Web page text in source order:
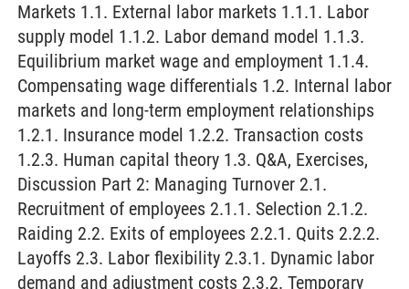
Markets 1.1. External labor markets 1.1.1. Labor
supply model 1.1.2. Labor demand model 1.1.3.
Equilibrium market wage and employment 1.1.4.
Compensating wage differentials 1.2. Internal labor
markets and long-term employment relationships
1.2.1. Insurance model 1.2.2. Transaction costs
1.2.3. Human capital theory 1.3. Q&A, Exercises,
Discussion Part 2: Managing Turnover 2.1.
Recruitment of employees 2.1.1. Selection 2.1.2.
Raiding 2.2. Exits of employees 2.2.1. Quits 2.2.2.
Layoffs 2.3. Labor flexibility 2.3.1. Dynamic labor
demand and adjustment costs 2.3.2. Temporary